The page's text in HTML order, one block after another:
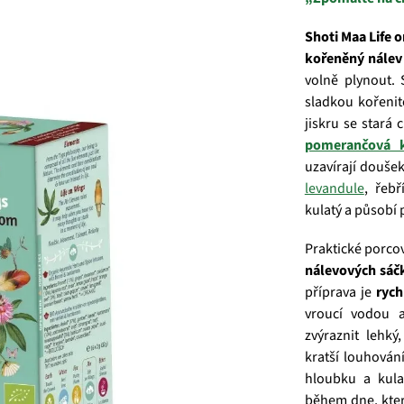
Shoti Maa Life
kořeněný nálev
volně plynout.
sladkou
jiskru se stará
pomerančová
uzavírají
levandule,
kulatý a působí
Praktické
nálevových
příprava je
vroucí vodou
zvýraznit
kratší
hloubku a